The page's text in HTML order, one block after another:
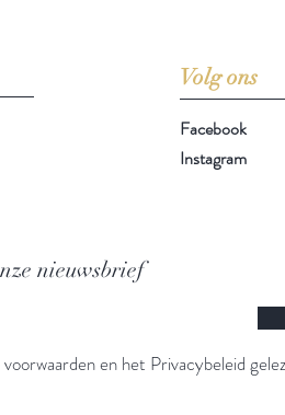
Volg ons
Facebook
Instagram
nieuwsbrief
en het Privacybeleid